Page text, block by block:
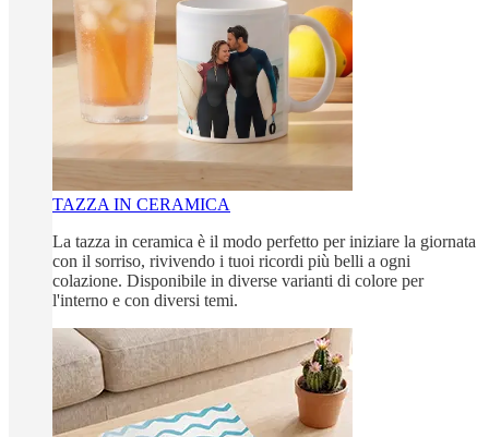
TAZZA IN CERAMICA
La tazza in ceramica è il modo perfetto per iniziare la giornata
con il sorriso, rivivendo i tuoi ricordi più belli a ogni
colazione. Disponibile in diverse varianti di colore per
l'interno e con diversi temi.